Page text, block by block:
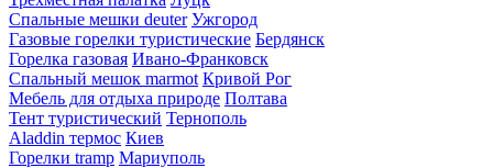
Спальные мешки deuter Ужгород
Газовые горелки туристические Бердянск
Горелка газовая Ивано-Франковск
Спальный мешок marmot Кривой Рог
Мебель для отдыха природе Полтава
Тент туристический Тернополь
Aladdin термос Киев
Горелки tramp Мариуполь